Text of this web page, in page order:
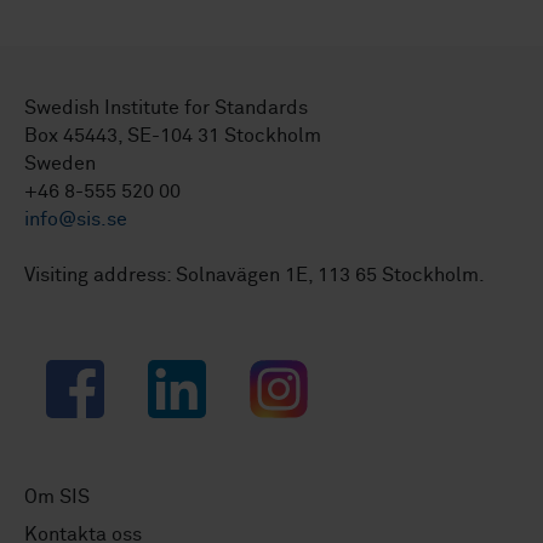
Swedish Institute for Standards
Box 45443, SE-104 31 Stockholm
Sweden
+46 8-555 520 00
info@sis.se
Visiting address: Solnavägen 1E, 113 65 Stockholm.
Facebook LinkedIn Instagram
Om SIS
Kontakta oss